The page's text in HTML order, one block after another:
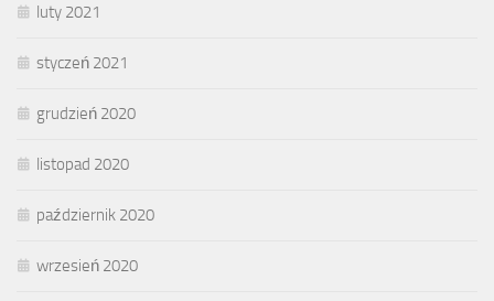
luty 2021
styczeń 2021
grudzień 2020
listopad 2020
październik 2020
wrzesień 2020